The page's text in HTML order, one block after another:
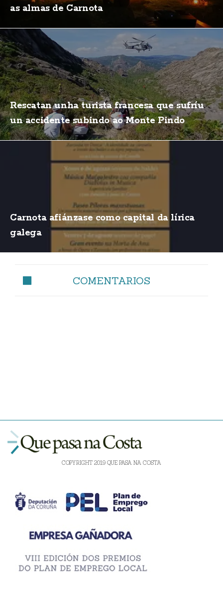
as almas de Carnota
Rescatan unha turista francesa que sufríu
un accidente subindo ao Monte Pindo
Carnota afiánzase como capital da lírica
galega
COMENTARIOS
COPYRIGHT 2019 QUE PASA NA COSTA